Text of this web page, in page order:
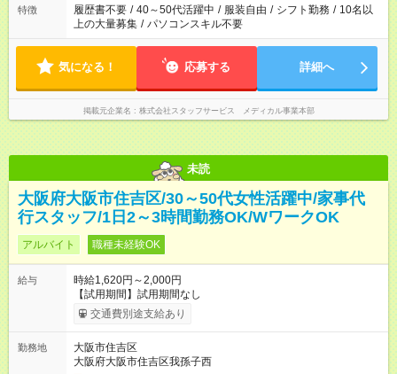
特徴 履歴書不要 / 40～50代活躍中 / 服装自由 / シフト勤務 / 10名以
上の大量募集 / パソコンスキル不要
気になる！ 応募する 詳細へ
掲載元企業名 株式会社スタッフサービス メディカル事業本部
未読
大阪府大阪市住吉区/30～50代女性活躍中/家事代
行スタッフ/1日2～3時間勤務OK/WワークOK
アルバイト 職種未経験OK
給与
時給1,620円～2,000円
【試用期間】試用期間なし
交通費別途支給あり
勤務地
大阪市住吉区
大阪府大阪市住吉区我孫子西